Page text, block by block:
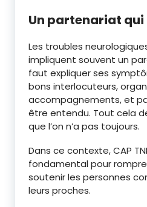
Un partenariat qui
Les troubles
impliquent souvent un
faut expliquer ses
bons interlocuteurs,
accompagnements, et
être entendu. Tout cela
que l’on n’a pas toujours.
Dans ce contexte, CAP
fondamental pour
soutenir les personnes
leurs proches.